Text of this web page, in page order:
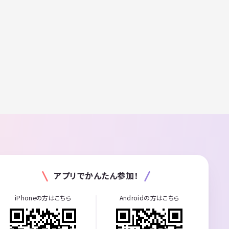
アプリでかんたん参加！
iPhoneの方はこちら Androidの方はこちら